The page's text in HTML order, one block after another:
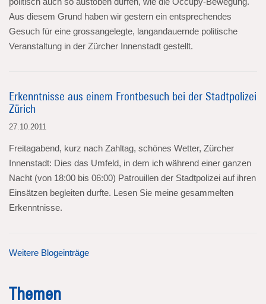
Aus diesem Grund haben wir gestern ein entsprechendes
Gesuch für eine grossangelegte, langandauernde politische
Veranstaltung in der Zürcher Innenstadt gestellt.
Erkenntnisse aus einem Frontbesuch bei der Stadtpolizei
Zürich
27.10.2011
Freitagabend, kurz nach Zahltag, schönes Wetter, Zürcher
Innenstadt: Dies das Umfeld, in dem ich während einer ganzen
Nacht (von 18:00 bis 06:00) Patrouillen der Stadtpolizei auf ihren
Einsätzen begleiten durfte. Lesen Sie meine gesammelten
Erkenntnisse.
Weitere Blogeinträge
Themen